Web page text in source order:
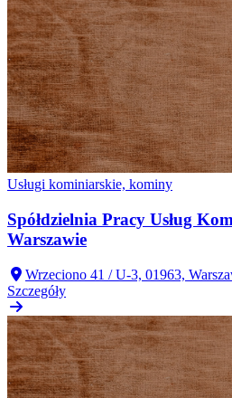
Usługi kominiarskie, kominy
Spółdzielnia Pracy Usług
Warszawie
Wrzeciono 41 / U-3, 01963,
Szczegóły